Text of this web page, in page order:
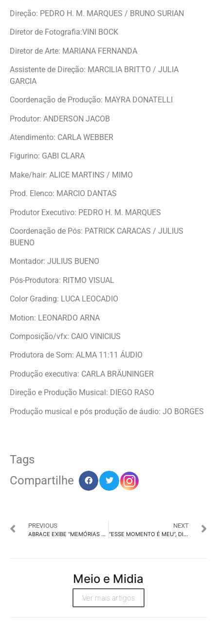
Direção: PEDRO H. M. MARQUES / BRUNO SURIAN
Diretor de Fotografia:VINI BOCK
Diretor de Arte: MARIANA FERNANDA
Assistente de Direção: MARCILIA BRITTO / JULIA
GARCIA
Coordenação de Produção: MAYRA DONATELLI
Produtor: ANDERSON JACOB
Atendimento: CARLA WEBBER
Figurino: GABI CLARA
Make/hair: ALICE MARTINS / MIMO
Prod. Elenco: MARCIO DANTAS
Produtor Executivo: PEDRO H. M. MARQUES
Coordenação de Pós: PATRICK CARACAS / JULIUS
BUENO
Montador: JULIUS BUENO
Pós-Produtora: RITMO VISUAL
Color Grading: LUCA LEOCADIO
Motion: LEONARDO ARNA
Composição/vfx: CAIO VINICIUS
Produtora de Som: ALMA 11:11 ÁUDIO
Produção executiva: CARLA BRÄUNINGER
Direção e Produção Musical: DIEGO RASO
Produção musical e pós produção de áudio: JO BORGES
Tags
Compartilhe
PREVIOUS
ABRACE EXIBE “MEMÓRIAS DE UM DINOSSAURO”, EM BUSCA DE APOIO
NEXT
“ESSE MOMENTO É MEU”, DIZ MONANGE EM VÍDEOS TALENT
Meio e Midia
Ver mais artigos